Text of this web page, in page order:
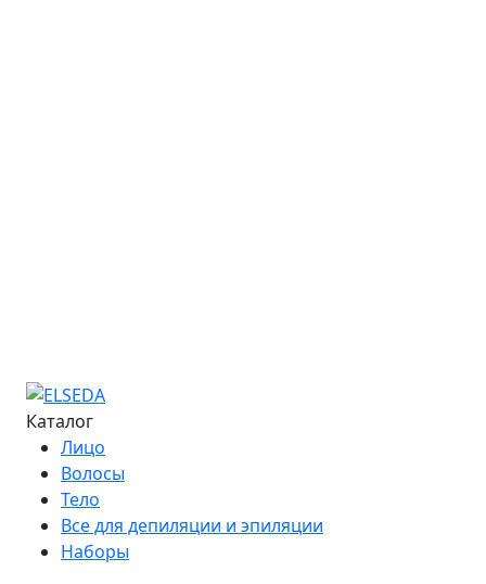
Каталог
Лицо
Волосы
Тело
Все для депиляции и эпиляции
Наборы